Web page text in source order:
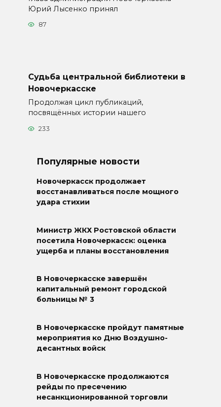
Юрий Лысенко принял
87
Судьба центральной библиотеки в
Новочеркасске
Продолжая цикл публикаций,
посвящённых истории нашего
233
Популярные новости
Новочеркасск продолжает
восстанавливаться после мощного
удара стихии
Министр ЖКХ Ростовской области
посетила Новочеркасск: оценка
ущерба и планы восстановления
В Новочеркасске завершён
капитальный ремонт городской
больницы № 3
В Новочеркасске пройдут памятные
мероприятия ко Дню Воздушно-
десантных войск
В Новочеркасске продолжаются
рейды по пресечению
несанкционированной торговли